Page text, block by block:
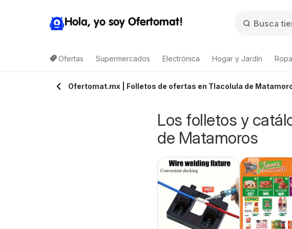
Hola, yo soy Ofertomat!
Ofertas Supermercados Electrónica Hogar y Jardín
Ofertomat.mx | Folletos de ofertas en Tlacolula de
Los folletos y
de Matamoros